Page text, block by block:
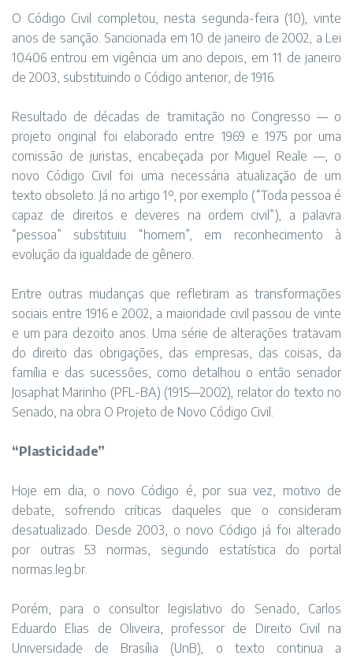
O Código Civil completou, nesta segunda-feira (10), vinte
anos de sanção. Sancionada em 10 de janeiro de 2002, a Lei
10.406 entrou em vigência um ano depois, em 11 de janeiro
de 2003, substituindo o Código anterior, de 1916.
Resultado de décadas de tramitação no Congresso — o
projeto original foi elaborado entre 1969 e 1975 por uma
comissão de juristas, encabeçada por Miguel Reale —, o
novo Código Civil foi uma necessária atualização de um
texto obsoleto. Já no artigo 1º, por exemplo (“Toda pessoa é
capaz de direitos e deveres na ordem civil”), a palavra
“pessoa” substituiu “homem”, em reconhecimento à
evolução da igualdade de gênero.
Entre outras mudanças que refletiram as transformações
sociais entre 1916 e 2002, a maioridade civil passou de vinte
e um para dezoito anos. Uma série de alterações tratavam
do direito das obrigações, das empresas, das coisas, da
família e das sucessões, como detalhou o então senador
Josaphat Marinho (PFL-BA) (1915—2002), relator do texto no
Senado, na obra O Projeto de Novo Código Civil.
“Plasticidade”
Hoje em dia, o novo Código é, por sua vez, motivo de
debate, sofrendo críticas daqueles que o consideram
desatualizado. Desde 2003, o novo Código já foi alterado
por outras 53 normas, segundo estatística do portal
normas.leg.br.
Porém, para o consultor legislativo do Senado, Carlos
Eduardo Elias de Oliveira, professor de Direito Civil na
Universidade de Brasília (UnB), o texto continua a